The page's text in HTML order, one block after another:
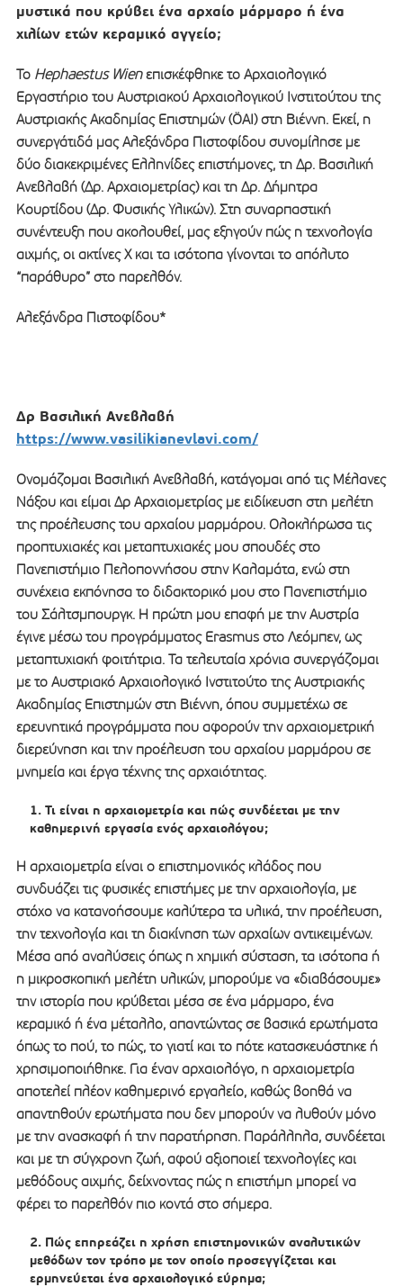
μυστικά που κρύβει ένα αρχαίο μάρμαρο ή ένα
χιλίων ετών κεραμικό αγγείο;
Το Hephaestus Wienεπισκέφθηκε το Αρχαιολογικό
Εργαστήριο του Αυστριακού Αρχαιολογικού Ινστιτούτου της
Αυστριακής Ακαδημίας Επιστημών (ÖAI) στη Βιέννη. Εκεί, η
συνεργάτιδά μας Αλεξάνδρα Πιστοφίδου συνομίλησε με
δύο διακεκριμένες Ελληνίδες επιστήμονες, τη Δρ. Βασιλική
Ανεβλαβή (Δρ. Αρχαιομετρίας) και τη Δρ. Δήμητρα
Κουρτίδου (Δρ. Φυσικής Υλικών). Στη συναρπαστική
συνέντευξη που ακολουθεί, μας εξηγούν πώς η τεχνολογία
αιχμής, οι ακτίνες Χ και τα ισότοπα γίνονται το απόλυτο
“παράθυρο” στο παρελθόν.
Αλεξάνδρα Πιστοφίδου*
Δρ Βασιλική Ανεβλαβή
https://www.vasilikianevlavi.com/
Ονομάζομαι Βασιλική Ανεβλαβή, κατάγομαι από τις Μέλανες
Νάξου και είμαι Δρ Αρχαιομετρίας με ειδίκευση στη μελέτη
της προέλευσης του αρχαίου μαρμάρου. Ολοκλήρωσα τις
προπτυχιακές και μεταπτυχιακές μου σπουδές στο
Πανεπιστήμιο Πελοποννήσου στην Καλαμάτα, ενώ στη
συνέχεια εκπόνησα το διδακτορικό μου στο Πανεπιστήμιο
του Σάλτσμπουργκ. Η πρώτη μου επαφή με την Αυστρία
έγινε μέσω του προγράμματος Erasmus στο Λεόμπεν, ως
μεταπτυχιακή φοιτήτρια. Τα τελευταία χρόνια συνεργάζομαι
με το Αυστριακό Αρχαιολογικό Ινστιτούτο της Αυστριακής
Ακαδημίας Επιστημών στη Βιέννη, όπου συμμετέχω σε
ερευνητικά προγράμματα που αφορούν την αρχαιομετρική
διερεύνηση και την προέλευση του αρχαίου μαρμάρου σε
μνημεία και έργα τέχνης της αρχαιότητας.
Τι είναι η αρχαιομετρία και πώς συνδέεται με την
καθημερινή εργασία ενός αρχαιολόγου;
Η αρχαιομετρία είναι ο επιστημονικός κλάδος που
συνδυάζει τις φυσικές επιστήμες με την αρχαιολογία, με
στόχο να κατανοήσουμε καλύτερα τα υλικά, την προέλευση,
την τεχνολογία και τη διακίνηση των αρχαίων αντικειμένων.
Μέσα από αναλύσεις όπως η χημική σύσταση, τα ισότοπα ή
η μικροσκοπική μελέτη υλικών, μπορούμε να «διαβάσουμε»
την ιστορία που κρύβεται μέσα σε ένα μάρμαρο, ένα
κεραμικό ή ένα μέταλλο, απαντώντας σε βασικά ερωτήματα
όπως το πού, το πώς, το γιατί και το πότε κατασκευάστηκε ή
χρησιμοποιήθηκε. Για έναν αρχαιολόγο, η αρχαιομετρία
αποτελεί πλέον καθημερινό εργαλείο, καθώς βοηθά να
απαντηθούν ερωτήματα που δεν μπορούν να λυθούν μόνο
με την ανασκαφή ή την παρατήρηση. Παράλληλα, συνδέεται
και με τη σύγχρονη ζωή, αφού αξιοποιεί τεχνολογίες και
μεθόδους αιχμής, δείχνοντας πώς η επιστήμη μπορεί να
φέρει το παρελθόν πιο κοντά στο σήμερα.
Πώς επηρεάζει η χρήση επιστημονικών αναλυτικών
μεθόδων τον τρόπο με τον οποίο προσεγγίζεται και
ερμηνεύεται ένα αρχαιολογικό εύρημα;